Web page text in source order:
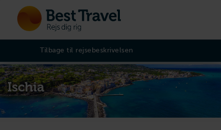
Tilbage til rejsebeskrivelsen
Ischia